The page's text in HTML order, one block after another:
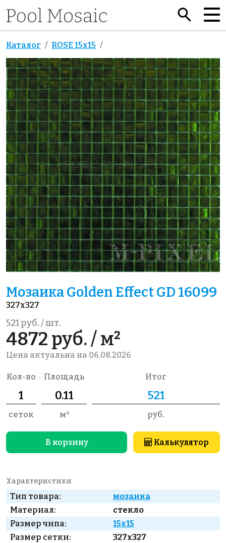
Каталог ROSE 15x15
Мозаика Golden Effect GD 16099
327x327
521 руб. / шт.
4872 руб. / м²
Цена актуальна на 06.08.2026
Кол-во
сеток
Площадь
м²
Итог
руб.
В корзину Калькулятор
Характеристики
Тип товара:
мозаика
Материал:
стекло
Размер чипа:
15x15
Размер сетки:
327x327